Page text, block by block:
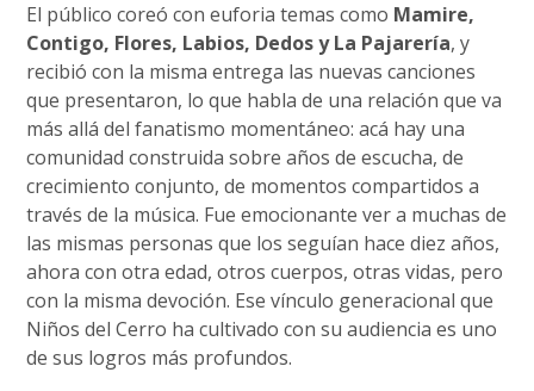
El público coreó con euforia temas como Mamire,
Contigo, Flores, Labios, Dedos y La Pajarería, y
recibió con la misma entrega las nuevas canciones
que presentaron, lo que habla de una relación que va
más allá del fanatismo momentáneo: acá hay una
comunidad construida sobre años de escucha, de
crecimiento conjunto, de momentos compartidos a
través de la música. Fue emocionante ver a muchas de
las mismas personas que los seguían hace diez años,
ahora con otra edad, otros cuerpos, otras vidas, pero
con la misma devoción. Ese vínculo generacional que
Niños del Cerro ha cultivado con su audiencia es uno
de sus logros más profundos.